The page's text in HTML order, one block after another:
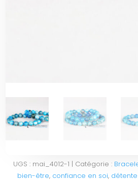
UGS : mai_4012-1 Catégorie :
bien-être, confiance en soi,